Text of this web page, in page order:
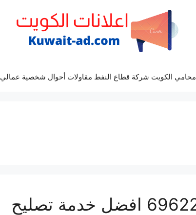
محامي الكويت شركة قطاع النفط مقاولات أحوال شخصية عمالي
مراكز صيانة كيا ريو 69622745 افضل خدمة تصليح